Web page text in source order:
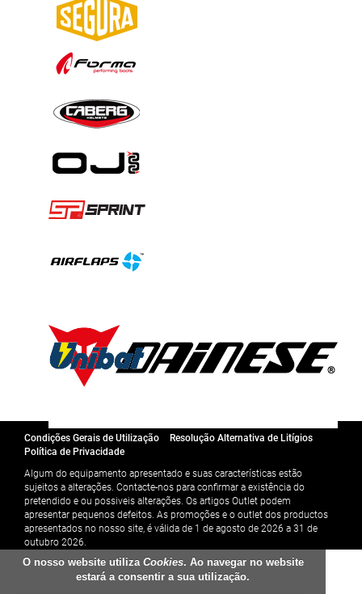
Condições Gerais de Utilização
Resolução Alternativa de Litígios
Política de Privacidade
Algum do equipamento apresentado e suas características estão
sujeitos a alterações. Contacte-nos para confirmar a existência do
pretendido e ou possiveis alterações. Os artigos Outlet podem
apresentar pequenos defeitos. As promoções e o outlet dos productos
apresentados no nosso site, é válida de 1 de agosto de 2026 a 31 de
outubro 2026.
O nosso website utiliza Cookies. Ao navegar no website
estará a consentir a sua utilização.